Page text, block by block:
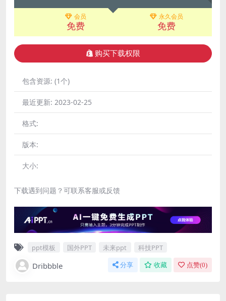
会员
免费
永久会员
免费
购买下载权限
包含资源: (1个)
最近更新: 2023-02-25
格式:
版本:
大小:
下载遇到问题？可联系客服或反馈
ppt模板 国外PPT 未来ppt 科技PPT
Dribbble 分享 收藏 点赞(0)